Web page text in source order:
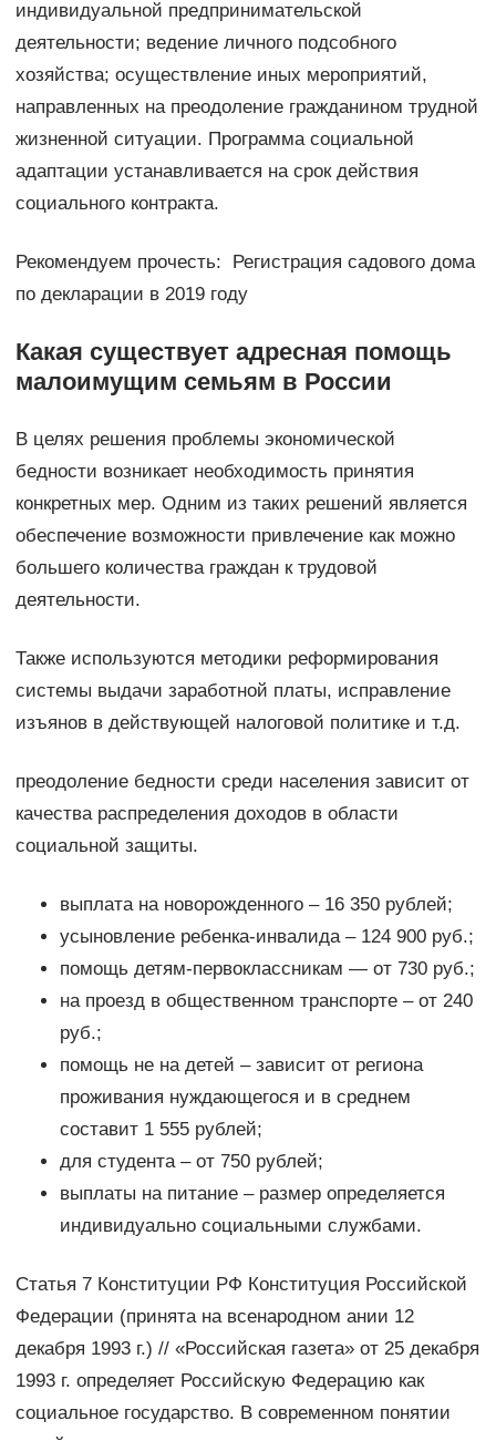
индивидуальной предпринимательской
деятельности; ведение личного подсобного
хозяйства; осуществление иных мероприятий,
направленных на преодоление гражданином трудной
жизненной ситуации. Программа социальной
адаптации устанавливается на срок действия
социального контракта.
Рекомендуем прочесть: Регистрация садового дома
по декларации в 2019 году
Какая существует адресная помощь
малоимущим семьям в России
В целях решения проблемы экономической
бедности возникает необходимость принятия
конкретных мер. Одним из таких решений является
обеспечение возможности привлечение как можно
большего количества граждан к трудовой
деятельности.
Также используются методики реформирования
системы выдачи заработной платы, исправление
изъянов в действующей налоговой политике и т.д.
преодоление бедности среди населения зависит от
качества распределения доходов в области
социальной защиты.
выплата на новорожденного – 16 350 рублей;
усыновление ребенка-инвалида – 124 900 руб.;
помощь детям-первоклассникам — от 730 руб.;
на проезд в общественном транспорте – от 240
руб.;
помощь не на детей – зависит от региона
проживания нуждающегося и в среднем
составит 1 555 рублей;
для студента – от 750 рублей;
выплаты на питание – размер определяется
индивидуально социальными службами.
Статья 7 Конституции РФ Конституция Российской
Федерации (принята на всенародном ании 12
декабря 1993 г.) // «Российская газета» от 25 декабря
1993 г. определяет Российскую Федерацию как
социальное государство. В современном понятии